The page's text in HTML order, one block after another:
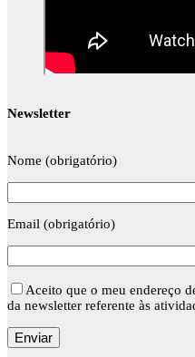
Newsletter
Nome (obrigatório)
Email (obrigatório)
Aceito que o meu endereço
da newsletter referente às